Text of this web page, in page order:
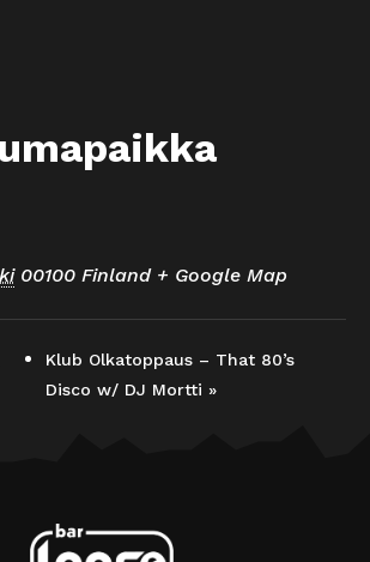
00100 Finland + Google Map
Klub Olkatoppaus – That 80’s
Disco w/ DJ Mortti »